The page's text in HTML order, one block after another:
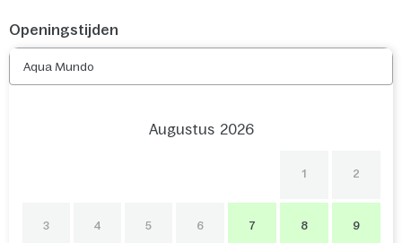
Openingstijden
Aqua Mundo
Augustus 2026
1 2
3 4 5 6 7 8 9